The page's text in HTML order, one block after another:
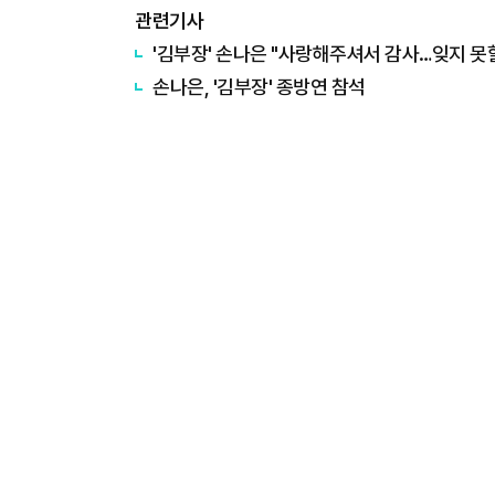
관련기사
'김부장' 손나은 "사랑해주셔서 감사…잊지 못
손나은, '김부장' 종방연 참석